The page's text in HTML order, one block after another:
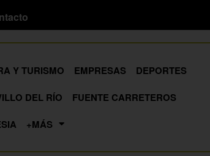
Y TURISMO EMPRESAS
DEPORTES
DEL RÍO
FUENTE CARRETEROS
+MÁS